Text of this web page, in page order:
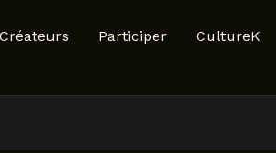
Créateurs Participer
CultureK